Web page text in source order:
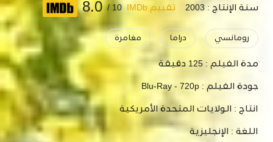
سنة الإنتاج : 2003 تقييم IMDb 10 /
8.0
رومانسي دراما مغامرة
مدة الفيلم : 125 دقيقة
جودة الفيلم : Blu-Ray - 720p
انتاج : الولايات المتحدة الأمريكية
اللغة : الإنجليزية